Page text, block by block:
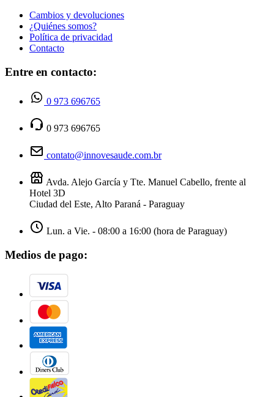
Cambios y devoluciones
¿Quiénes somos?
Política de privacidad
Contacto
Entre en contacto:
0 973 696765
0 973 696765
contato@innovesaude.com.br
Avda. Alejo García y Tte. Manuel Cabello, frente al
Hotel 3D
Ciudad del Este, Alto Paraná - Paraguay
Lun. a Vie. - 08:00 a 16:00 (hora de Paraguay)
Medios de pago: